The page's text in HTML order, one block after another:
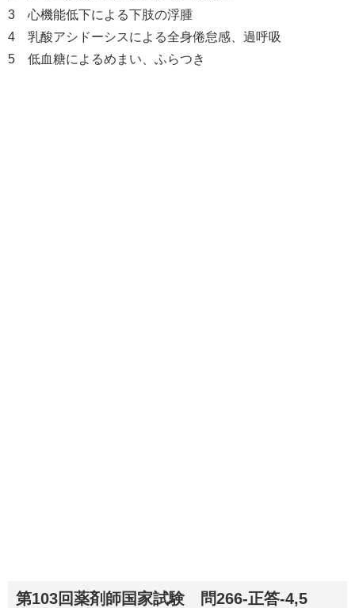
3 心機能低下による下肢の浮腫
4 乳酸アシドーシスによる全身倦怠感、過呼吸
5 低血糖によるめまい、ふらつき
第103回薬剤師国家試験 問266-正答-4,5